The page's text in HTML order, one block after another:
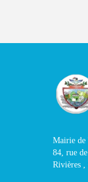
Mairie de
84, rue
Rivières ,